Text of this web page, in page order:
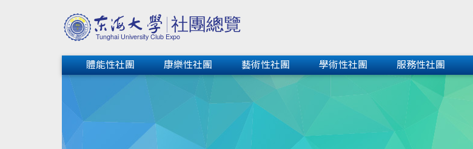
體能性社團 康樂性社團 藝術性社團 學術性社團 服務性社團